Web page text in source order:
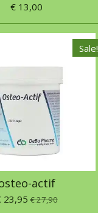
€ 13,00
Sale!
actif
23,95 € 27,90